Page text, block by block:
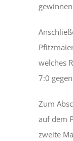
welches
7:0
Zum
auf dem
zweite